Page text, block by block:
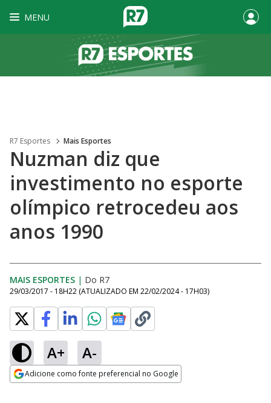
MENU
R7 Esportes Mais Esportes
Nuzman diz que
investimento no esporte
olímpico retrocedeu aos
anos 1990
MAIS ESPORTES | Do R7
29/03/2017 - 18H22 (ATUALIZADO EM 22/02/2024 - 17H03)
A+ A-
Adicione como fonte preferencial no Google